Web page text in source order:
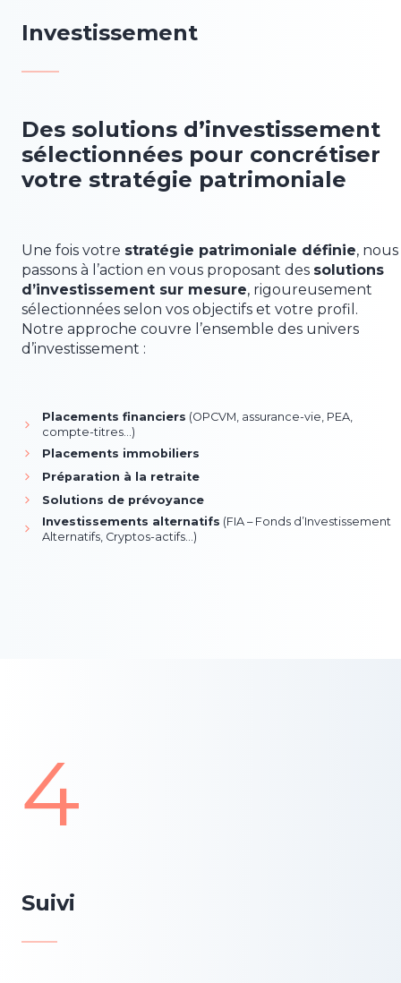
Investissement
Des solutions d’investissement
sélectionnées pour concrétiser
votre stratégie patrimoniale
Une fois votre stratégie patrimoniale définie, nous
passons à l’action en vous proposant des solutions
d’investissement sur mesure, rigoureusement
sélectionnées selon vos objectifs et votre profil.
Notre approche couvre l’ensemble des univers
d’investissement :
Placements financiers (OPCVM, assurance-vie, PEA,
compte-titres…)
Placements immobiliers
Préparation à la retraite
Solutions de prévoyance
Investissements alternatifs (FIA – Fonds d’Investissement
Alternatifs, Cryptos-actifs…)
4
Suivi